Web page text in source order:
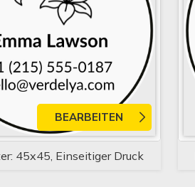
45x45, Einseitiger Druck
BEARBEITEN